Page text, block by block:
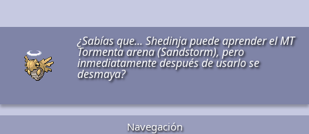
¿Sabías que... Shedinja puede aprender el MT
Tormenta arena (Sandstorm), pero
inmediatamente después de usarlo se
desmaya?
Navegación